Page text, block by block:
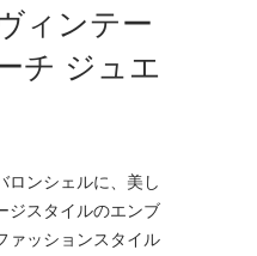
ィンテー
チ ジュエ
ロンシェルに、美し
ジスタイルのエンブ
ァッションスタイル